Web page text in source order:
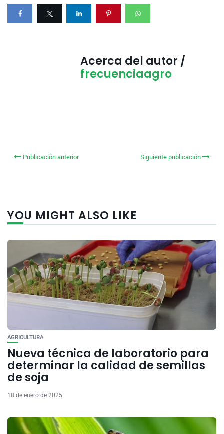
Acerca del autor /
frecuenciaagro
Publicación anterior Siguiente publicación
YOU MIGHT ALSO LIKE
AGRICULTURA
Nueva técnica de laboratorio para
determinar la calidad de semillas
de soja
18 de enero de 2025